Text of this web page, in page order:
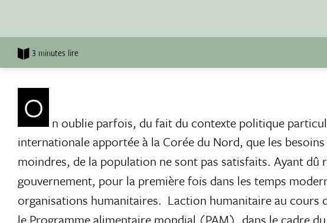
3 minutes lire
O n oublie parfois, du fait du contexte politique
internationale apportée à la Corée du Nord, que les
moindres, de la population ne sont pas satisfaits. Ayant
gouvernement, pour la première fois dans les temps
organisations humanitaires. Laction humanitaire au cours